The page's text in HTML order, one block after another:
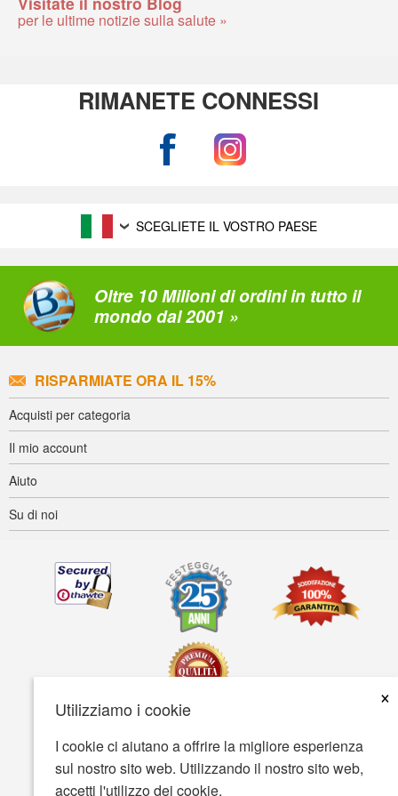
Utilizziamo i cookie
×
I cookie ci aiutano a offrire la migliore esperienza
sul nostro sito web. Utilizzando il nostro sito web,
accetti l'utilizzo dei cookie.
per le ultime notizie sulla salute »
RIMANETE CONNESSI
SCEGLIETE IL VOSTRO PAESE
Oltre 10 Milioni di ordini in tutto il
mondo dal 2001 »
RISPARMIATE ORA IL 15%
Acquisti per categoria
Il mio account
Aiuto
Su di noi
Accessibilità Termini d'uso Tutela della privacy